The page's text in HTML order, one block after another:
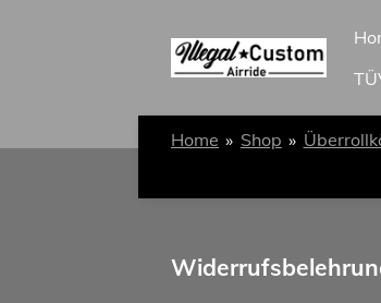
Home » Shop »